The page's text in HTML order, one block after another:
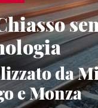
da
e Monza